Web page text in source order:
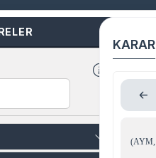
KARAR
(AYM,